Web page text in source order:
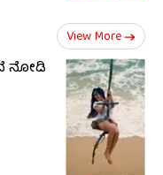
View More
ನೋಡಿ